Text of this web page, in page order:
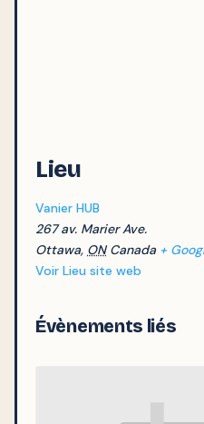
Lieu
Vanier HUB
267 av. Marier Ave.
Ottawa, ON Canada +
Voir Lieu site web
Évènements liés